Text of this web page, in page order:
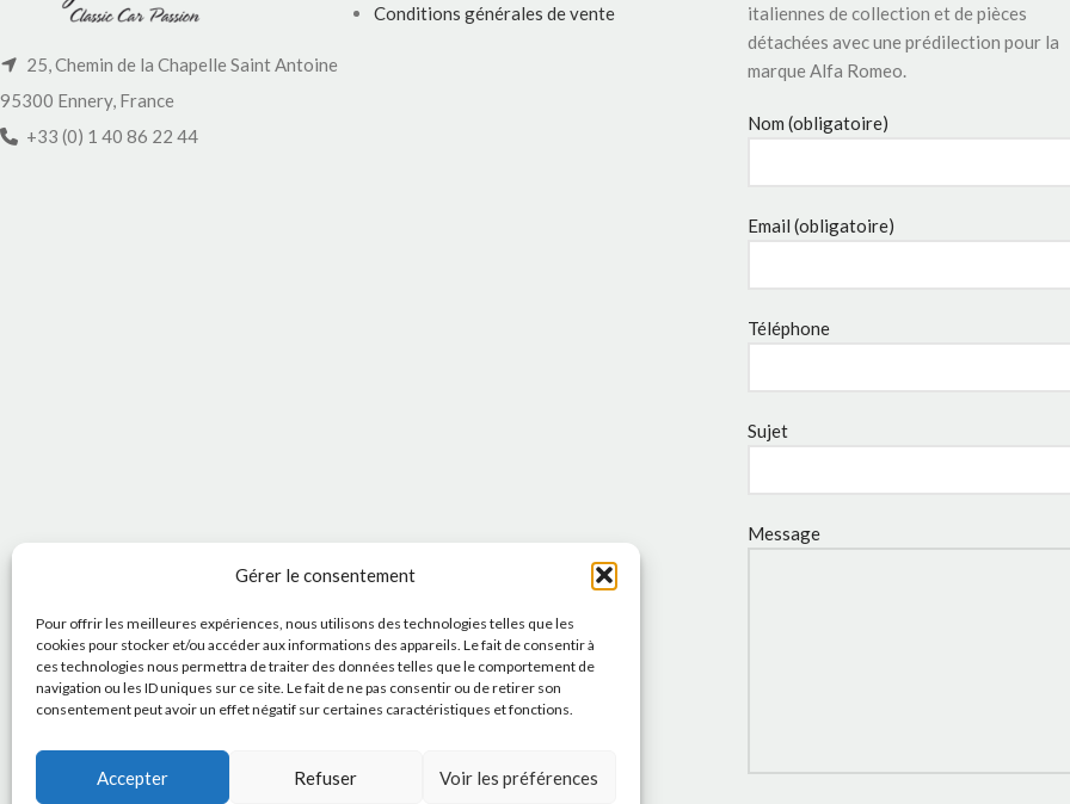
Gérer le consentement
Pour offrir les meilleures expériences, nous utilisons des technologies telles que les
cookies pour stocker et/ou accéder aux informations des appareils. Le fait de consentir à
ces technologies nous permettra de traiter des données telles que le comportement de
navigation ou les ID uniques sur ce site. Le fait de ne pas consentir ou de retirer son
consentement peut avoir un effet négatif sur certaines caractéristiques et fonctions.
Accepter Refuser Voir les préférences
25, Chemin de la Chapelle Saint Antoine
95300 Ennery, France
+33 (0) 1 40 86 22 44
Conditions générales de vente
italiennes de collection et de pièces
détachées avec une prédilection pour la
marque Alfa Romeo.
Nom (obligatoire)
Email (obligatoire)
Téléphone
Sujet
Message